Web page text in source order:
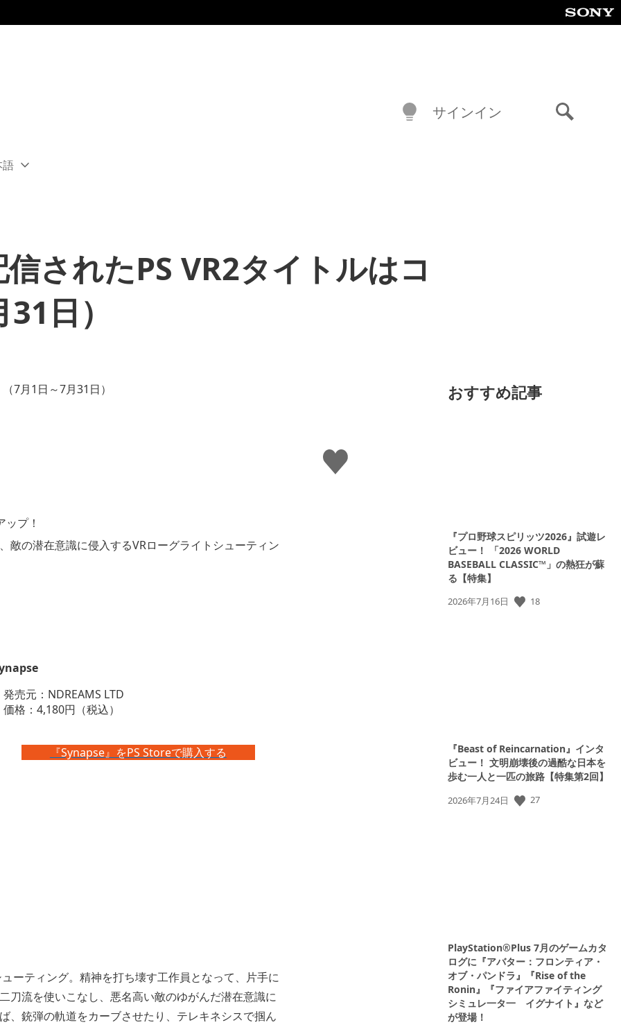
語
サインイン
されたPS VR2タイトルはコ
日）
い
い
ね
プ！
敵の潜在意識に侵入するVRローグライトシューティン
発売元：NDREAMS LTD
格：4,180円（税込）
『Synapse』をPS Storeで購入する
ーティング。精神を打ち壊す工作員となって、片手に
刀流を使いこなし、悪名高い敵のゆがんだ潜在意識に
、銃弾の軌道をカーブさせたり、テレキネシスで掴ん
おすすめ記事
『プロ野球スピリッツ2026』試遊レ
ビュー！ 「2026 WORLD
BASEBALL CLASSIC™」の熱狂が蘇
る【特集】
公
2026年7月16日 18
『Beast of Reincarnation』インタ
ビュー！ 文明崩壊後の過酷な日本を
歩む一人と一匹の旅路【特集第2回】
公
2026年7月24日 27
PlayStation®Plus 7月のゲームカタ
ログに『アバター：フロンティア・
オブ・パンドラ』『Rise of the
Ronin』『ファイアファイティング
シミュレ一タ一 イグナイト』など
が登場！